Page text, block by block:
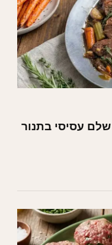
עסיסי בתנור